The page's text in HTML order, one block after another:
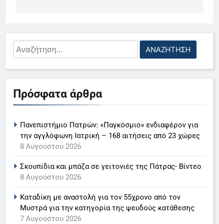
Αναζήτηση
για:
Πρόσφατα άρθρα
Πανεπιστήμιο Πατρών: «Παγκόσμιο» ενδιαφέρον για
την αγγλόφωνη Ιατρική – 168 αιτήσεις από 23 χώρες
8 Αυγούστου 2026
Σκουπίδια και μπάζα σε γειτονιές της Πάτρας- Βίντεο
8 Αυγούστου 2026
Καταδίκη με αναστολή για τον 55χρονο από τον
Μυστρά για την κατηγορία της ψευδούς κατάθεσης
7 Αυγούστου 2026
5
«τιμόνι» του κεντρικού δελτίου
ειδήσεων της ΕΡΤ
LIFESTYLE-MEDIA
6
LIFESTYLE-MEDIA
7
Τέλος από τον ΑΝΤ1 ο